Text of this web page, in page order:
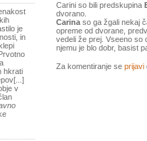
je
in
hkrati
v
Carini so bili predskupina
dvorano.
Carina so ga žgali nekaj
opreme od dvorane,
vedeli že prej. Vseeno so
njemu je blo dobr, basist
Za komentiranje se prijavi